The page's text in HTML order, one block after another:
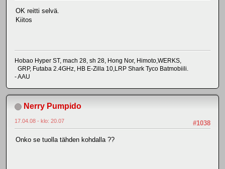
OK reitti selvä.
Kiitos
Hobao Hyper ST, mach 28, sh 28, Hong Nor, Himoto,WERKS,
GRP, Futaba 2.4GHz, HB E-Zilla 10,LRP Shark Tyco Batmobiili.
- AAU
Nerry Pumpido
#1038
17.04.08 - klo: 20.07
Onko se tuolla tähden kohdalla ??